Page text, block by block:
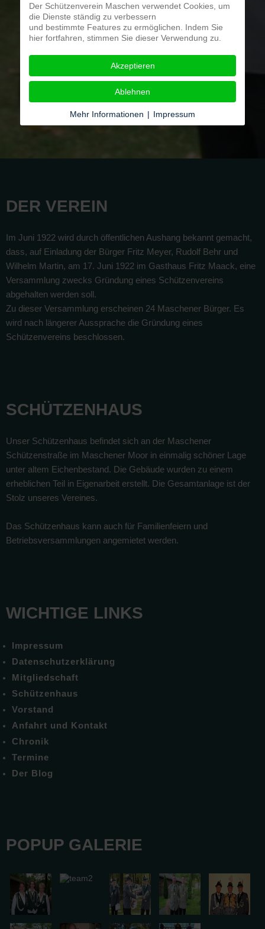
DER VEREIN
Im Juni 1922 wird durch öffentlichen Aushang bekannt gemacht,
dass, auf Einladung der Bürger Fritz Meyer, Rudolf Behr und
Wilhelm Martin, am 17. Juni 1922 im Gasthaus Fritz Maack, eine
Versammlung zwecks Gründung eines Schützenvereins
abgehalten werden soll.
Zu dieser Versammlung erscheinen 24 Maschener Bürger. Es
wird nach längerer Aussprache die Gründung eines
Schützenvereins beschlossen.
SCHÜTZENHAUS
Unser Schützenhaus befindet sich an der Maschener
Schützenstraße im Maschener Moor in einmalig schöner Lage
unter altem Eichenbestand. Die Gebäude wurden zu einem
erheblichen Teil in Eigenarbeit erstellt. Die Gesamtanlage ist der
Stolz unseres Vereines.
Das Schützenhaus kann auch für Familienfeiern und
Betriebsversammlungen angemietet werden.
WICHTIGE LINKS
Impressum
Datenschutzerklärung
Mitgliedschaft
Schützenhaus
Vorstand
Anfahrt und Kontakt
Chronik
Termine
Der Blog
POPUP GALERIE
Der Schützenverein Maschen verwendet Cookies, um
die Dienste ständig zu verbessern
und bestimmte Features zu ermöglichen. Indem Sie
hier fortfahren, stimmen Sie dieser Verwendung zu.
Akzeptieren
Ablehnen
Mehr Informationen | Impressum